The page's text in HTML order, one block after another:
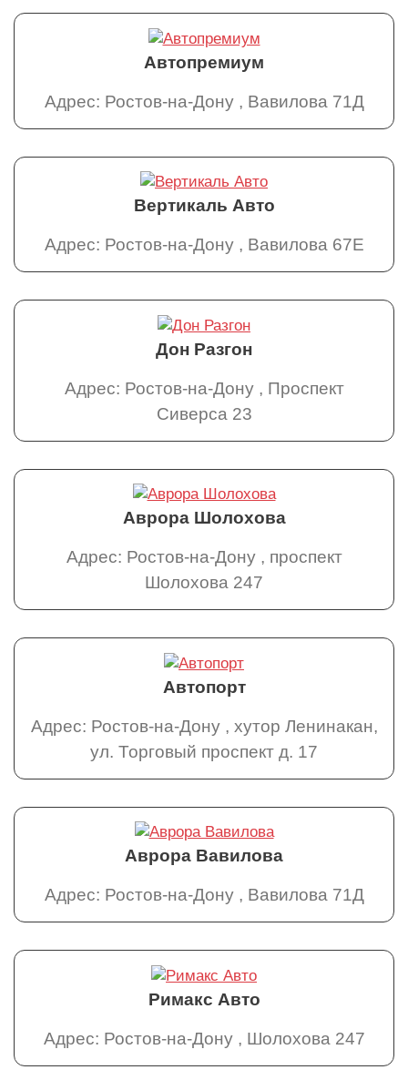
Автопремиум
Адрес: Ростов-на-Дону , Вавилова 71Д
Вертикаль Авто
Адрес: Ростов-на-Дону , Вавилова 67Е
Дон Разгон
Адрес: Ростов-на-Дону , Проспект
Сиверса 23
Аврора Шолохова
Адрес: Ростов-на-Дону , проспект
Шолохова 247
Автопорт
Адрес: Ростов-на-Дону , хутор Ленинакан,
ул. Торговый проспект д. 17
Аврора Вавилова
Адрес: Ростов-на-Дону , Вавилова 71Д
Римакс Авто
Адрес: Ростов-на-Дону , Шолохова 247